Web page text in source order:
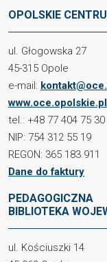
OPOLSKIE
ul. Głogowska 27
45-315 Opole
e-mail:
www.oce.opolskie.pl
tel.: +48 77 404 75 30
NIP: 754 312 55 19
REGON: 365 183 911
Dane do faktury
PEDAGOGICZNA
BIBLIOTEKA
ul. Kościuszki 14